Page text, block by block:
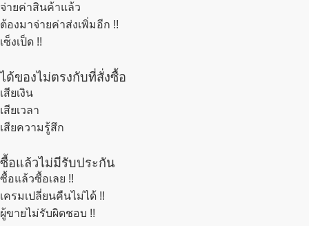
จ่ายค่าสินค้าแล้ว
ต้องมาจ่ายค่าส่งเพิ่มอีก !!
เซ็งเป็ด !!
ได้ของไม่ตรงกับที่สั่งซื้อ
เสียเงิน
เสียเวลา
เสียความรู้สึก
ซื้อแล้วไม่มีรับประกัน
ซื้อแล้วซื้อเลย !!
เครมเปลี่ยนคืนไม่ได้ !!
ผู้ขายไม่รับผิดชอบ !!